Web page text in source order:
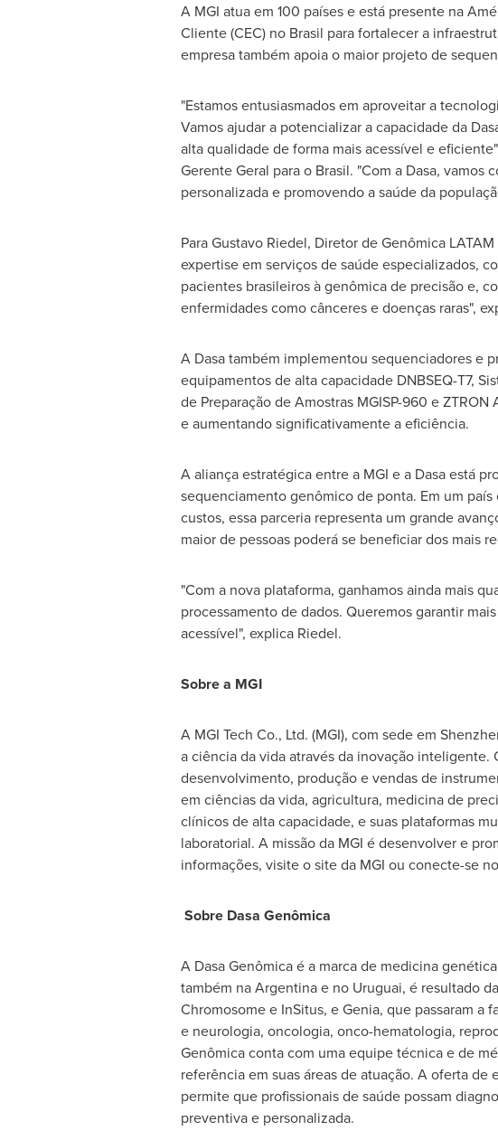
A MGI atua em 100 países e está presente na
Cliente (CEC) no Brasil para fortalecer a
empresa também apoia o maior projeto de
"Estamos entusiasmados em aproveitar a
Vamos ajudar a potencializar a capacidade da
alta qualidade de forma mais acessível e
Gerente Geral para o Brasil. "Com a Dasa,
personalizada e promovendo a saúde da
ParaGustavo Riedel, Diretor de Genômica
expertise em serviços de saúde especializados,
pacientes brasileiros à genômica de precisão e,
enfermidades como cânceres e doenças raras",
A Dasa também implementou sequenciadores e
equipamentos de alta capacidade DNBSEQ-T7,
de Preparação de Amostras MGISP-960 e
e aumentando significativamente a eficiência.
A aliança estratégica entre a MGI e a Dasa está
sequenciamento genômico de ponta. Em um
custos, essa parceria representa um grande
maior de pessoas poderá se beneficiar dos mais
"Com a nova plataforma, ganhamos ainda mais
processamento de dados. Queremos garantir
acessível", explica Riedel.
Sobre a MGI
A MGI Tech Co., Ltd. (MGI), com sede em
a ciência da vida através da inovação
desenvolvimento, produção e vendas de
em ciências da vida, agricultura, medicina de
clínicos de alta capacidade, e suas plataformas
laboratorial. A missão da MGI é desenvolver e
informações, visite o site da MGI ou conecte-se
Sobre Dasa Genômica
A Dasa Genômica é a marca de medicina
também naArgentinae no Uruguai, é resultado
Chromosome e InSitus, e Genia, que passaram a
e neurologia, oncologia, onco-hematologia,
Genômica conta com uma equipe técnica e de
referência em suas áreas de atuação. A oferta
permite que profissionais de saúde possam
preventiva e personalizada.